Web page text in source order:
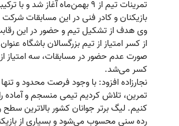
تمرینات تیم از ۹ بهمن‌ماه آغاز شد و
بازیکنان و کادر فنی در این مسابقات
وی هدف از تشکیل تیم و حضور در این
از کسر امتیاز از تیم بزرگسالان باشگاه
صورت عدم حضور در مسابقات، سه امتیاز از
کسر می‌شد.
نجارزاده افزود: با وجود فرصت محدود و
تمرین، تلاش کردیم تیمی منسجم و آماده
کنیم. لیگ برتر جوانان کشور بالاترین سطح
رده سنی محسوب می‌شود و بسیاری از